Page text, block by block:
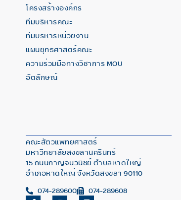
โครงสร้างองค์กร
ทีมบริหารคณะ
ทีมบริหารหน่วยงาน
แผนยุทธศาสตร์คณะ
ความร่วมมือทางวิชาการ MOU
อัตลักษณ์
คณะสัตวแพทยศาสตร์
มหาวิทยาลัยสงขลานครินทร์
15 ถนนกาญจนวนิชย์ ตำบลหาดใหญ่
อำเภอหาดใหญ่ จังหวัดสงขลา 90110
074-289600
074-289608